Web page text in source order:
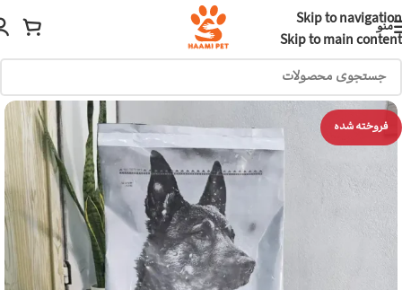
Skip to navigation
Skip to main content
منو
فروخته شده